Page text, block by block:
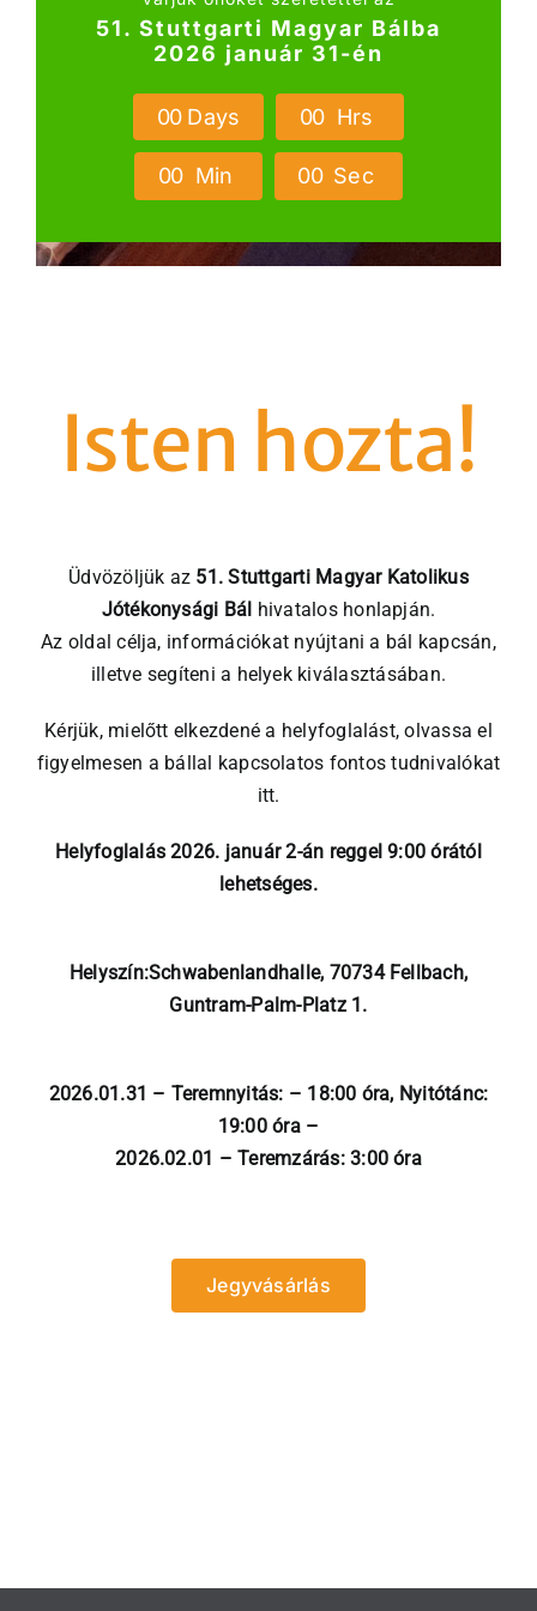
51. Stuttgarti Magyar Bálba
2026 január 31-én
00 Days 00 Hrs
00 Min 00 Sec
Isten hozta!
Üdvözöljük az 51. Stuttgarti Magyar Katolikus
Jótékonysági Bál hivatalos honlapján.
Az oldal célja, információkat nyújtani a bál kapcsán,
illetve segíteni a helyek kiválasztásában.
Kérjük, mielőtt elkezdené a helyfoglalást, olvassa el
figyelmesen a bállal kapcsolatos fontos tudnivalókat
itt.
Helyfoglalás 2026. január 2-án reggel 9:00 órától
lehetséges.
Helyszín:Schwabenlandhalle, 70734 Fellbach,
Guntram-Palm-Platz 1.
2026.01.31 – Teremnyitás: – 18:00 óra, Nyitótánc:
19:00 óra –
2026.02.01 – Teremzárás: 3:00 óra
Jegyvásárlás